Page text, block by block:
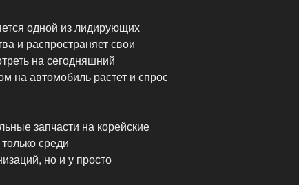
одной из лидирующих
и распространяет свои
на сегодняшний
на автомобиль растет и спрос
запчасти на корейские
среди
но и у просто